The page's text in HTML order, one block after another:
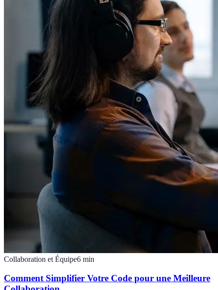
Collaboration et Équipe6 min
Comment Simplifier Votre Code pour une Meilleure